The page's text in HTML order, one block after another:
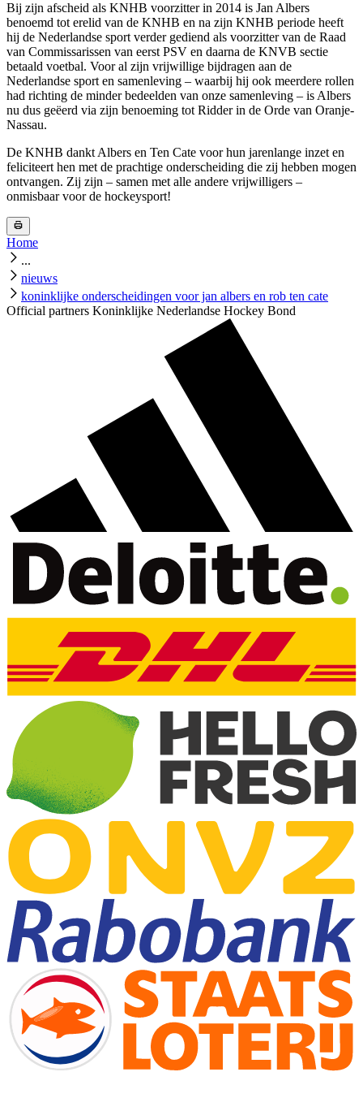
Bij zijn afscheid als KNHB voorzitter in 2014 is Jan Albers
benoemd tot erelid van de KNHB en na zijn KNHB periode heeft
hij de Nederlandse sport verder gediend als voorzitter van de Raad
van Commissarissen van eerst PSV en daarna de KNVB sectie
betaald voetbal. Voor al zijn vrijwillige bijdragen aan de
Nederlandse sport en samenleving – waarbij hij ook meerdere rollen
had richting de minder bedeelden van onze samenleving – is Albers
nu dus geëerd via zijn benoeming tot Ridder in de Orde van Oranje-
Nassau.
De KNHB dankt Albers en Ten Cate voor hun jarenlange inzet en
feliciteert hen met de prachtige onderscheiding die zij hebben mogen
ontvangen. Zij zijn – samen met alle andere vrijwilligers –
onmisbaar voor de hockeysport!
Home
...
nieuws
koninklijke onderscheidingen voor jan albers en rob ten cate
Official partners Koninklijke Nederlandse Hockey Bond